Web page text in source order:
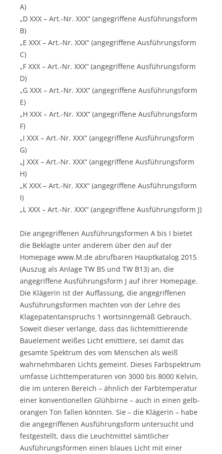
A)
„D XXX – Art.-Nr. XXX“ (angegriffene Ausführungsform
B)
„E XXX – Art.-Nr. XXX“ (angegriffene Ausführungsform
C)
„F XXX – Art.-Nr. XXX“ (angegriffene Ausführungsform
D)
„G XXX – Art.-Nr. XXX“ (angegriffene Ausführungsform
E)
„H XXX – Art.-Nr. XXX“ (angegriffene Ausführungsform
F)
„I XXX – Art.-Nr. XXX“ (angegriffene Ausführungsform
G)
„J XXX – Art.-Nr. XXX“ (angegriffene Ausführungsform
H)
„K XXX – Art.-Nr. XXX“ (angegriffene Ausführungsform
I)
„L XXX – Art.-Nr. XXX“ (angegriffene Ausführungsform J)
Die angegriffenen Ausführungsformen A bis I bietet
die Beklagte unter anderem über den auf der
Homepage www.M.de abrufbaren Hauptkatalog 2015
(Auszug als Anlage TW B5 und TW B13) an, die
angegriffene Ausführungsform J auf ihrer Homepage.
Die Klägerin ist der Auffassung, die angegriffenen
Ausführungsformen machten von der Lehre des
Klagepatentanspruchs 1 wortsinngemäß Gebrauch.
Soweit dieser verlange, dass das lichtemittierende
Bauelement weißes Licht emittiere, sei damit das
gesamte Spektrum des vom Menschen als weiß
wahrnehmbaren Lichts gemeint. Dieses Farbspektrum
umfasse Lichttemperaturen von 3000 bis 8000 Kelvin,
die im unteren Bereich – ähnlich der Farbtemperatur
einer konventionellen Glühbirne – auch in einen gelb-
orangen Ton fallen könnten. Sie – die Klägerin – habe
die angegriffenen Ausführungsform untersucht und
festgestellt, dass die Leuchtmittel sämtlicher
Ausführungsformen einen blaues Licht mit einer